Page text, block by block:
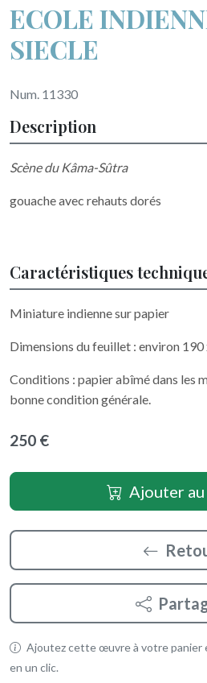
ECOLE
SIECLE
Num. 11330
Description
Scène du Kâma-Sûtra
gouache avec rehauts dorés
Caractéristiques
Miniature indienne sur papier
Dimensions du feuillet : environ 190
Conditions : papier abîmé dans les
bonne condition générale.
250 €
Ajouter
Ajoutez cette œuvre à votre panier
en un clic.